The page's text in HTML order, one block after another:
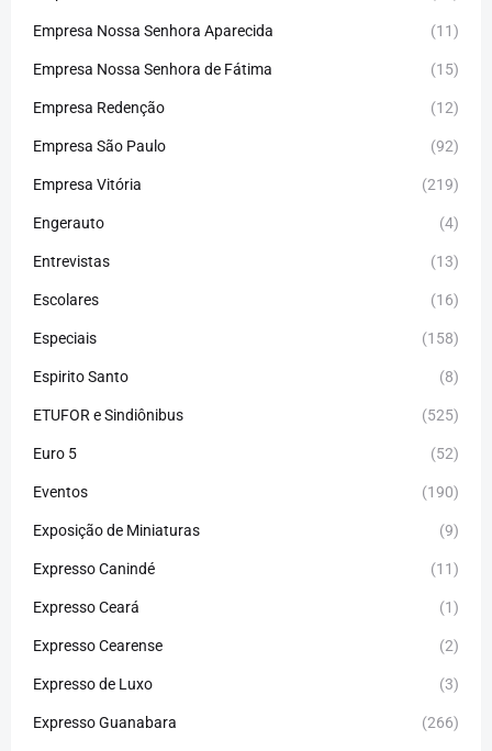
Empresa Nossa Senhora Aparecida (11)
Empresa Nossa Senhora de Fátima (15)
Empresa Redenção (12)
Empresa São Paulo (92)
Empresa Vitória (219)
Engerauto (4)
Entrevistas (13)
Escolares (16)
Especiais (158)
Espirito Santo (8)
ETUFOR e Sindiônibus (525)
Euro 5 (52)
Eventos (190)
Exposição de Miniaturas (9)
Expresso Canindé (11)
Expresso Ceará (1)
Expresso Cearense (2)
Expresso de Luxo (3)
Expresso Guanabara (266)